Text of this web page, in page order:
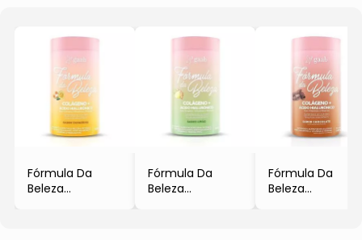
Fórmula Da
Beleza
Fórmula Da
Beleza
Fórmula Da
Beleza